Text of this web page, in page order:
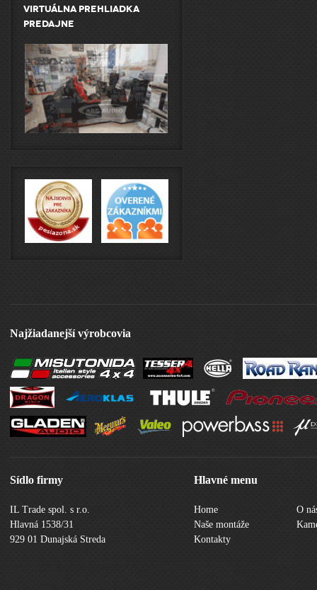
Virtuálna prehliadka
predajne
Najžiadanejší výrobcovia
Sídlo firmy
IL Trade spol. s r.o.
Hlavná 1538/31
929 01 Dunajská Streda
Hlavné menu
Home
O
Naše montáže
Kontakty